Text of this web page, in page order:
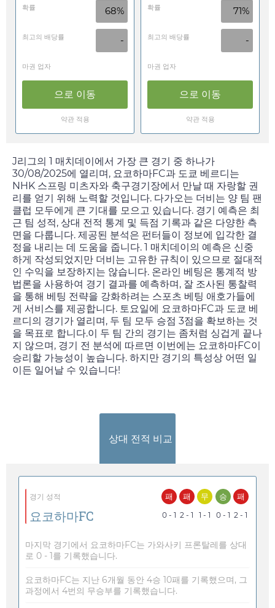
확률 68%
최고의 배당률 -
마권 업자
으로 이동
약관 적용
확률 71%
최고의 배당률 -
마권 업자
으로 이동
약관 적용
J리그의 1 매치데이에서 가장 큰 경기 중 하나가
30/08/2025에 열리며, 요코하마FC과 도쿄 베르디는
NHK 스프링 미츠자와 축구경기장에서 만날 때 자랑할 권
리를 얻기 위해 노력할 것입니다. 다가오는 더비는 양 팀 팬
클럽 모두에게 큰 기대를 모으고 있습니다. 경기 예측은 최
근 팀 성적, 상대 전적 통계 및 득점 기록과 같은 다양한 측
면을 다룹니다. 제공된 분석은 펀터들이 정보에 입각한 결
정을 내리는 데 도움을 줍니다. 1 매치데이의 예측은 신중
하게 작성되었지만 더비는 고유한 규칙이 있으므로 절대적
인 수익을 보장하지는 않습니다. 온라인 베팅은 통계적 방
법론을 사용하여 경기 결과를 예측하며, 잘 조사된 통찰력
을 통해 베팅 전략을 강화하려는 스포츠 베팅 애호가들에
게 서비스를 제공합니다. 토요일에 요코하마FC과 도쿄 베
르디의 경기가 열리며, 두 팀 모두 승점 3점을 확보하는 것
을 목표로 합니다.이 두 팀 간의 경기는 좀처럼 싱겁게 끝나
지 않으며, 경기 전 분석에 따르면 이번에는 요코하마FC이
승리할 가능성이 높습니다. 하지만 경기의 특성상 어떤 일
이든 일어날 수 있습니다!
상대 전적 비교
경기 성적
요코하마FC
패
0 - 1
패
2 - 1
무
1 - 1
승
0 - 1
패
2 - 1
마지막 경기에서 요코하마FC는 가와사키 프론탈레를 상대
로 0 - 1를 기록했습니다.
요코하마FC는 지난 6개월 동안 4승 10패를 기록했으며, 그
과정에서 4번의 무승부를 기록했습니다.